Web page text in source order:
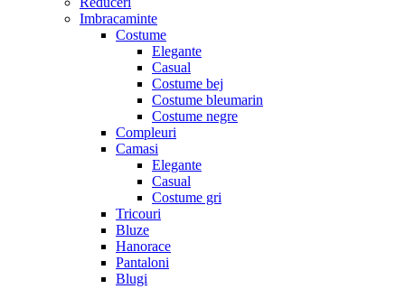
Imbracaminte
Costume
Elegante
Casual
Costume bej
Costume bleumarin
Costume negre
Compleuri
Camasi
Elegante
Casual
Costume gri
Tricouri
Bluze
Hanorace
Pantaloni
Blugi